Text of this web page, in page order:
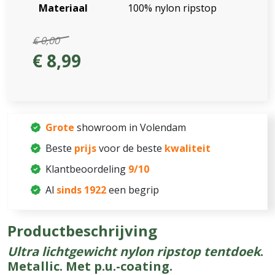
Materiaal
100% nylon ripstop
€ 0,00
€ 8,99
Grote showroom in Volendam
Beste prijsvoor de beste kwaliteit
Klantbeoordeling 9/10
Al sinds 1922een begrip
Productbeschrijving
Ultra lichtgewicht nylon ripstop tentdoek.
Metallic. Met p.u.-coating.